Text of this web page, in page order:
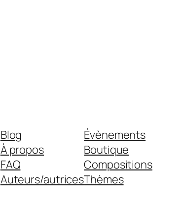
Blog
À propos
FAQ
Auteurs/autrices
Évènements
Boutique
Compositions
Thèmes